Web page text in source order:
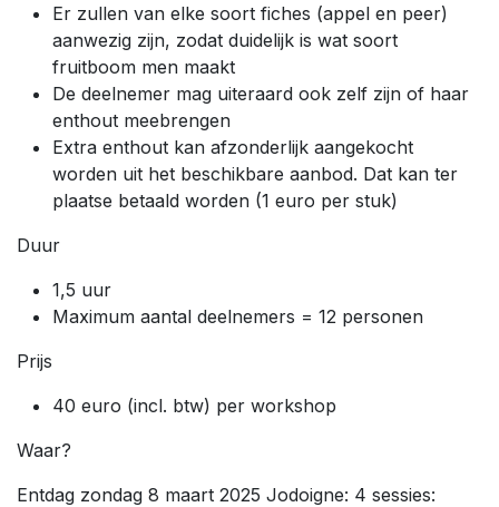
Er zullen van elke soort fiches (appel en peer)
aanwezig zijn, zodat duidelijk is wat soort
fruitboom men maakt
De deelnemer mag uiteraard ook zelf zijn of haar
enthout meebrengen
Extra enthout kan afzonderlijk aangekocht
worden uit het beschikbare aanbod. Dat kan ter
plaatse betaald worden (1 euro per stuk)
Duur
1,5 uur
Maximum aantal deelnemers = 12 personen
Prijs
40 euro (incl. btw) per workshop
Waar?
Entdag zondag 8 maart 2025 Jodoigne: 4 sessies: